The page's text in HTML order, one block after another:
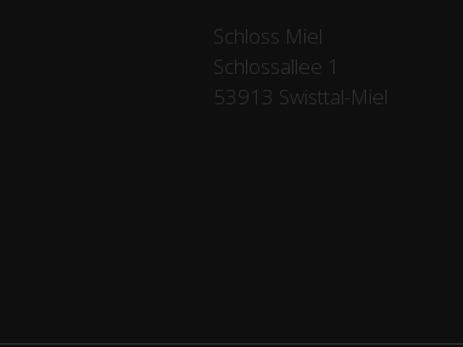
Schloss Miel
Schlossallee 1
53913 Swisttal-Miel